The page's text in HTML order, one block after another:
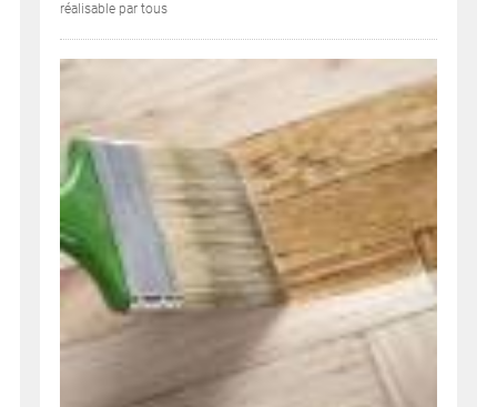
réalisable par tous